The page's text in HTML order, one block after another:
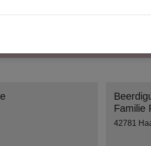
bestimmten?
Familie
42781